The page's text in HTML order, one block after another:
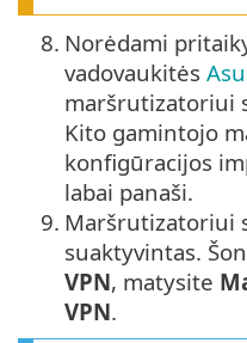
8. Norėdami
vadovaukitės
maršrutizatoriui
Kito gamintojo
konfigūracijos
labai panaši.
9. Maršrutizatoriui
suaktyvintas.
VPN, matysite
VPN.